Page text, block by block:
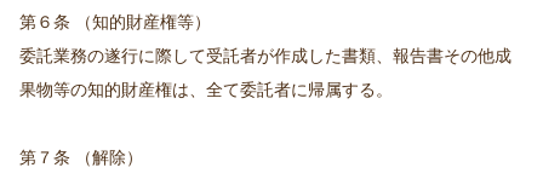
第６条 （知的財産権等）
委託業務の遂行に際して受託者が作成した書類、報告書その他成
果物等の知的財産権は、全て委託者に帰属する。
第７条 （解除）